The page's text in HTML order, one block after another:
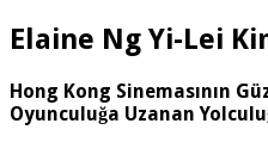
Elaine Ng Yi-Lei
Hong Kong Sinemasının
Oyunculuğa Uzanan